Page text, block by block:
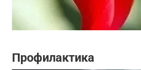
Профилактика